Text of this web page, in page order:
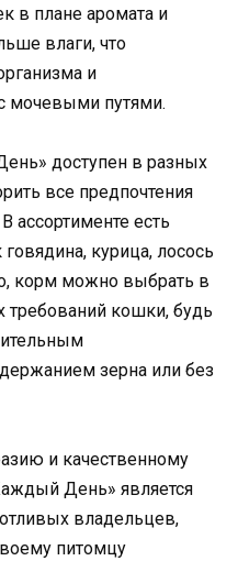
в плане аромата и
влаги, что
и
мочевыми путями.
доступен в разных
все предпочтения
ассортименте есть
курица, лосось
корм можно выбрать в
требований кошки, будь
зерна или без
и качественному
День» является
владельцев,
питомцу